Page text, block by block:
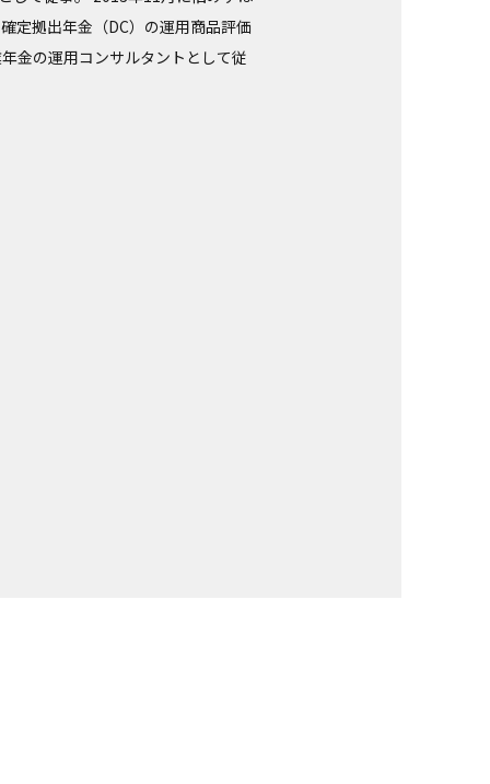
定拠出年金（DC）の運用商品評価
金の運用コンサルタントとして従